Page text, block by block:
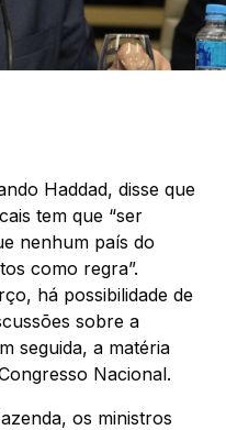
Haddad, disse que
tem que “ser
nenhum país do
como regra”.
há possibilidade de
sobre a
seguida, a matéria
Nacional.
os ministros